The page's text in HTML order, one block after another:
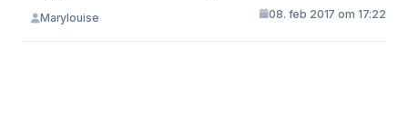
Marylouise 08. feb 2017 om 17:22